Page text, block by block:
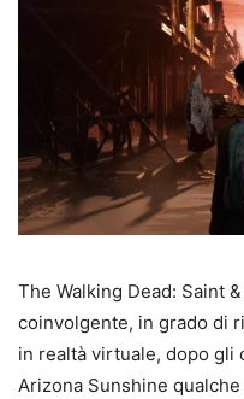
The Walking Dead: Saint
coinvolgente, in grado di
in realtà virtuale, dopo
Arizona Sunshine